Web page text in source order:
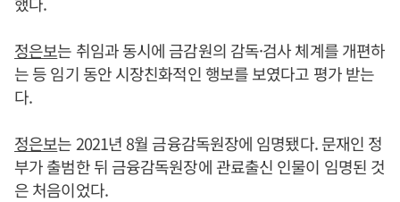
정은보는 취임과 동시에 금감원의 감독·검사 체계를 개편하
는 등 임기 동안 시장친화적인 행보를 보였다고 평가 받는
다.
정은보는 2021년 8월 금융감독원장에 임명됐다. 문재인 정
부가 출범한 뒤 금융감독원장에 관료출신 인물이 임명된 것
은 처음이었다.